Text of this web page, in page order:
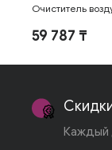
Очиститель
59 787 ₸
Каждый